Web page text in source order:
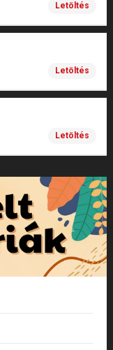
Letöltés
Letöltés
Letöltés